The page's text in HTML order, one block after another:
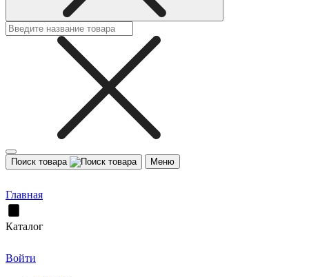
Поиск товара Меню
Главная
Каталог
Войти